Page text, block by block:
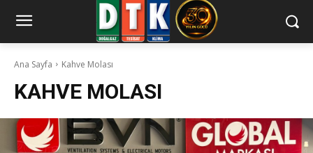
Ana Sayfa Kahve Molası
KAHVE MOLASI